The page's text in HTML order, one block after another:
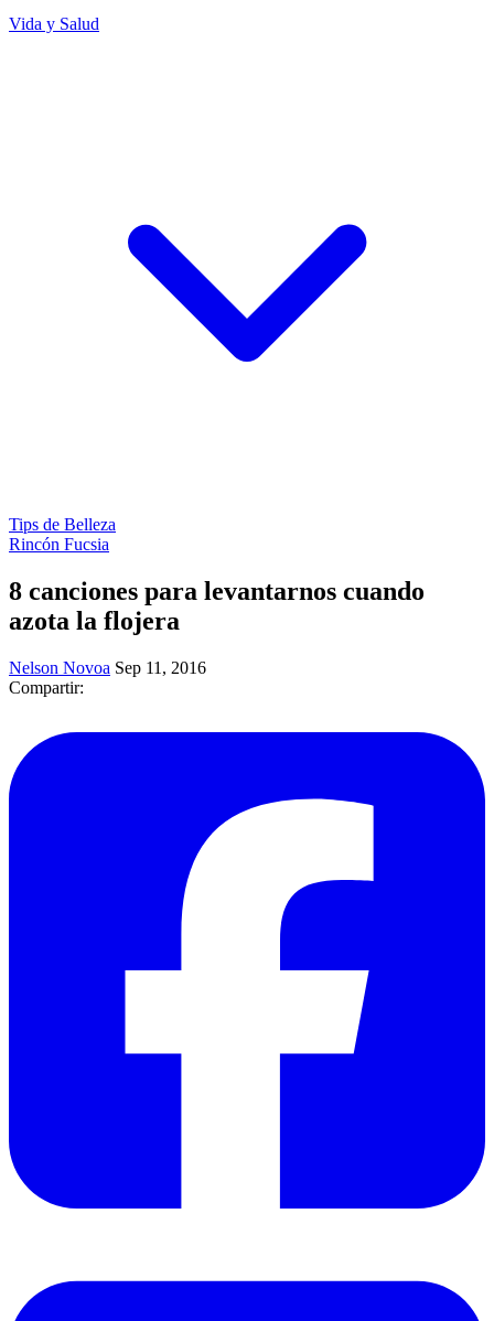
Vida y Salud
Tips de Belleza
Rincón Fucsia
8 canciones para levantarnos cuando
azota la flojera
Nelson Novoa Sep 11, 2016
Compartir: